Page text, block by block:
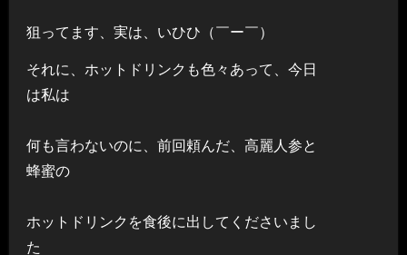
狙ってます、実は、いひひ（￣ー￣）
それに、ホットドリンクも色々あって、今日
は私は
何も言わないのに、前回頼んだ、高麗人参と
蜂蜜の
ホットドリンクを食後に出してくださいまし
た